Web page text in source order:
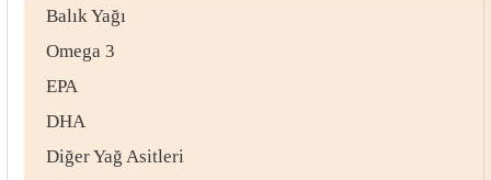
Balık Yağı
Omega 3
EPA
DHA
Diğer Yağ Asitleri